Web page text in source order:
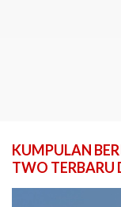
KUMPULAN
TWO TERBARU